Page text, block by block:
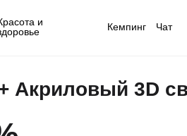
и Кемпинг Чат
Акриловый 3D